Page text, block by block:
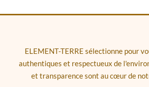
ELEMENT-TERRE sélectionne pour
authentiques et respectueux de
et transparence sont au cœur de